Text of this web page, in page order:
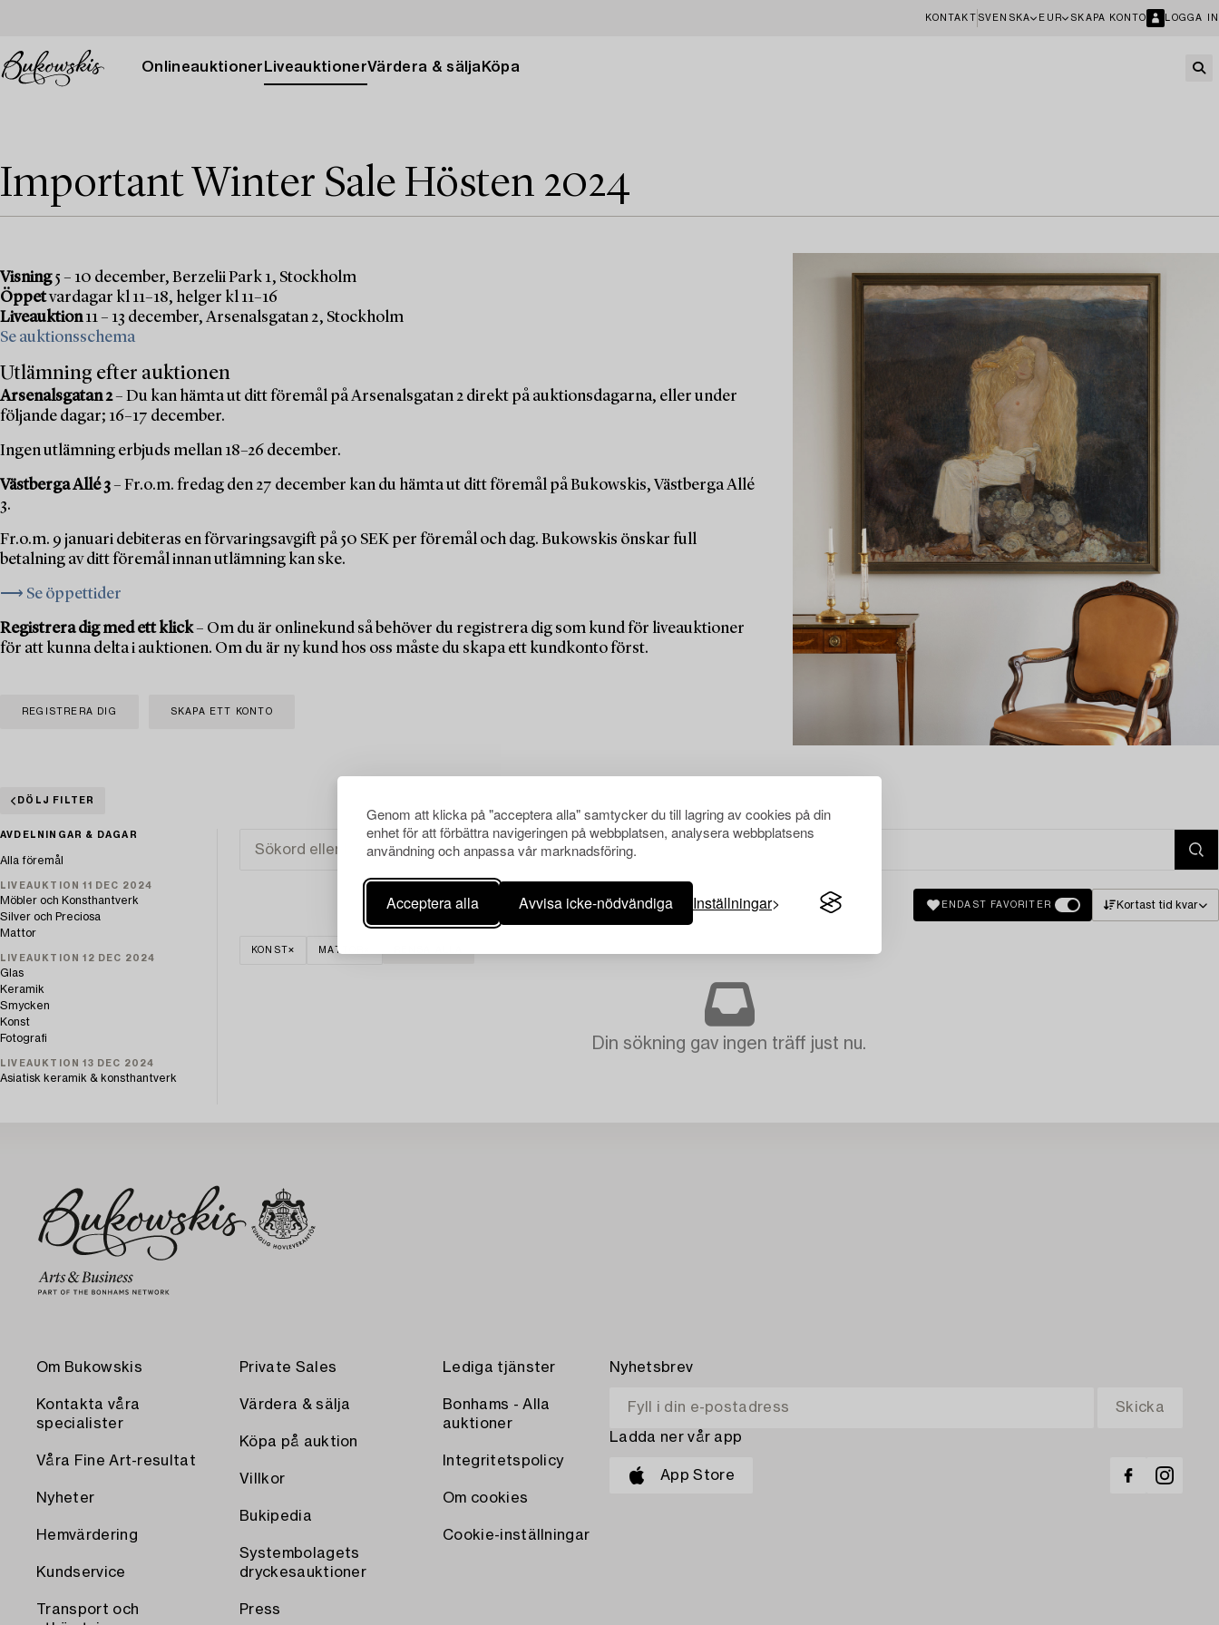
Genom att klicka på "acceptera alla" samtycker du till lagring av cookies på din
enhet för att förbättra navigeringen på webbplatsen, analysera webbplatsens
användning och anpassa vår marknadsföring.
Acceptera alla Avvisa icke-nödvändiga Inställningar
KONTAKT SVENSKA EUR SKAPA KONTO LOGGA IN
Onlineauktioner LiveauktionerVärdera & sälja Köpa
Important Winter Sale Hösten 2024
Visning5 – 10 december, Berzelii Park 1, Stockholm
Öppetvardagar kl 11–18, helger kl 11–16
Liveauktion11 – 13 december, Arsenalsgatan 2, Stockholm
Se auktionsschema
Utlämning efter auktionen
Arsenalsgatan 2– Du kan hämta ut ditt föremål på Arsenalsgatan 2 direkt på auktionsdagarna, eller under
följande dagar; 16–17 december.
Ingen utlämning erbjuds mellan 18–26 december.
Västberga Allé 3– Fr.o.m. fredag den 27 december kan du hämta ut ditt föremål på Bukowskis, Västberga Allé
3.
Fr.o.m. 9 januari debiteras en förvaringsavgift på 50 SEK per föremål och dag. Bukowskis önskar full
betalning av ditt föremål innan utlämning kan ske.
⟶ Se öppettider
Registrera dig med ett klick– Om du är onlinekund så behöver du registrera dig som kund för liveauktioner
för att kunna delta i auktionen. Om du är ny kund hos oss måste du skapa ett kundkonto först.
REGISTRERA DIG SKAPA ETT KONTO
DÖLJ FILTER
AVDELNINGAR & DAGAR
Alla föremål
LIVEAUKTION 11 DEC 2024
Möbler och Konsthantverk
Silver och Preciosa
Mattor
LIVEAUKTION 12 DEC 2024
Glas
Keramik
Smycken
Konst
Fotografi
LIVEAUKTION 13 DEC 2024
Asiatisk keramik & konsthantverk
ENDAST FAVORITER Kortast tid kvar
KONST MATTOR
Din sökning gav ingen träff just nu.
Om Bukowskis
Kontakta våra
specialister
Våra Fine Art-resultat
Nyheter
Hemvärdering
Kundservice
Transport och
Private Sales
Värdera & sälja
Köpa på auktion
Villkor
Bukipedia
Systembolagets
dryckesauktioner
Press
Lediga tjänster
Bonhams - Alla
auktioner
Integritetspolicy
Om cookies
Cookie-inställningar
Nyhetsbrev
Ladda ner vår app
App Store